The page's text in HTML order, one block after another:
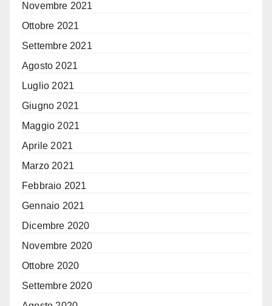
Novembre 2021
Ottobre 2021
Settembre 2021
Agosto 2021
Luglio 2021
Giugno 2021
Maggio 2021
Aprile 2021
Marzo 2021
Febbraio 2021
Gennaio 2021
Dicembre 2020
Novembre 2020
Ottobre 2020
Settembre 2020